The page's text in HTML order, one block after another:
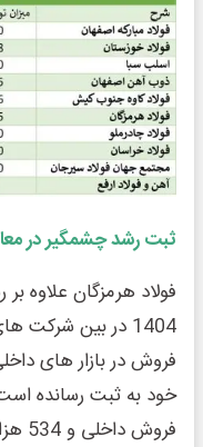
ثبت رشد چشمگیر در
فولاد هرمزگان علاوه
1404 در بین
فروش در بازار های